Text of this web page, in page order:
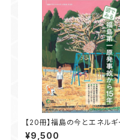
【20冊】福島の今とエネル
未来2026 図でみる 福
¥9,500